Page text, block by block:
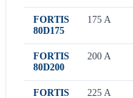
FORTIS
80D175
175 A
FORTIS
80D200
200 A
FORTIS
225 A